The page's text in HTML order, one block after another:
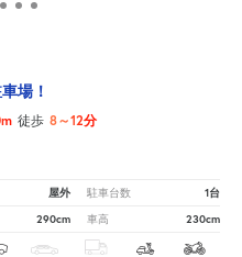
場！
徒歩 8～12分
屋外 駐車台数 1台
290cm 車高 230cm